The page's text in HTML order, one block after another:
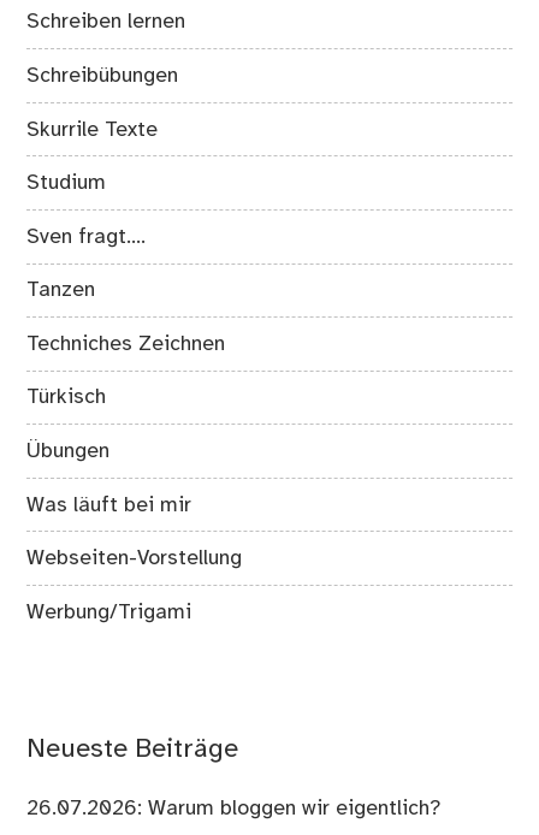
Schreiben lernen
Schreibübungen
Skurrile Texte
Studium
Sven fragt….
Tanzen
Techniches Zeichnen
Türkisch
Übungen
Was läuft bei mir
Webseiten-Vorstellung
Werbung/Trigami
Neueste Beiträge
26.07.2026: Warum bloggen wir eigentlich?